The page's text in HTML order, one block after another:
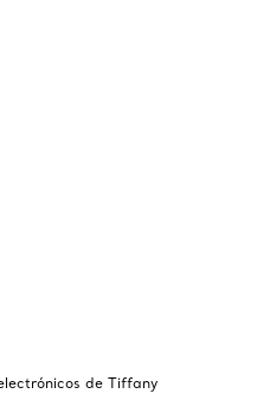
de Tiffany